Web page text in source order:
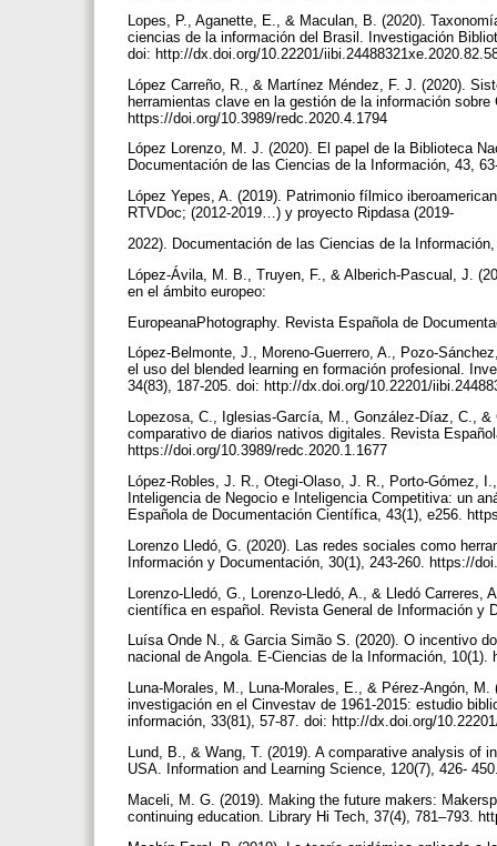
Lopes, P., Aganette, E., & Maculan, B. (2020).
ciencias de la información del Brasil. Investigación
doi: http://dx.doi.org/10.22201/
López Carreño, R., & Martínez Méndez, F. J. (2020).
herramientas clave en la gestión de la información
https://doi.org/10.3989/redc.2020.4.1794
López Lorenzo, M. J. (2020). El papel de la Biblioteca
Documentación de las Ciencias de la Información, 43,
López Yepes, A. (2019). Patrimonio fílmico
RTVDoc; (2012-2019…) y proyecto Ripdasa (2019-
2022). Documentación de las Ciencias de la
López-Ávila, M. B., Truyen, F., & Alberich-Pascual, J.
en el ámbito europeo:
EuropeanaPhotography. Revista Española de
López-Belmonte, J., Moreno-Guerrero, A., Pozo-
el uso del blended learning en formación profesional.
34(83), 187-205. doi: http://dx.doi.org/10.22201/
Lopezosa, C., Iglesias-García, M., González-Díaz, C.,
comparativo de diarios nativos digitales. Revista
https://doi.org/10.3989/redc.2020.1.1677
López-Robles, J. R., Otegi-Olaso, J. R., Porto-Gómez,
Inteligencia de Negocio e Inteligencia Competitiva: un
Española de Documentación Científica, 43(1), e256.
Lorenzo Lledó, G. (2020). Las redes sociales como
Información y Documentación, 30(1), 243-260. https://
Lorenzo-Lledó, G., Lorenzo-Lledó, A., & Lledó
científica en español. Revista General de Información y
Luísa Onde N., & Garcia Simão S. (2020). O incentivo
nacional de Angola. E-Ciencias de la Información,
Luna-Morales, M., Luna-Morales, E., & Pérez-Angón,
investigación en el Cinvestav de 1961-2015: estudio
información, 33(81), 57-87. doi: http://dx.doi.org/
Lund, B., & Wang, T. (2019). A comparative analysis
USA. Information and Learning Science, 120(7), 426-
Maceli, M. G. (2019). Making the future makers:
continuing education. Library Hi Tech, 37(4), 781–793.